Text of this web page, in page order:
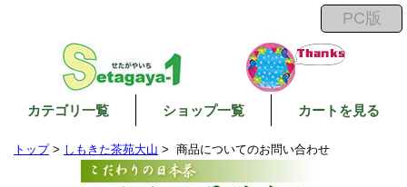
カテゴリ一覧 ショップ一覧 カートを見る
トップ> しもきた茶苑大山 > 商品についてのお問い合わせ